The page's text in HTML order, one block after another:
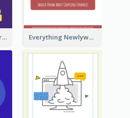
How Did Trick-or-Treat Became A Halloween Custom? Everything Newlyweds Should Know about Coupling Finances